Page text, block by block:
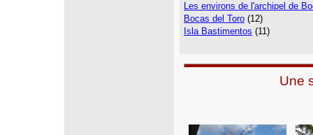
Les environs de l'archipel de
Bocas del Toro (12)
Isla Bastimentos (11)
Une